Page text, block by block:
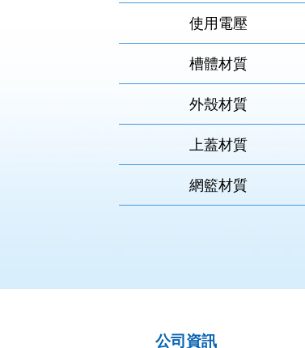
使用電壓
槽體材質
外殼材質
上蓋材質
網籃材質
公司資訊